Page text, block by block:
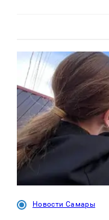
Новости Самары